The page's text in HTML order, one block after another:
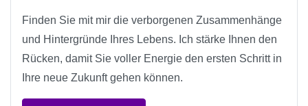
Finden Sie mit mir die verborgenen Zusammenhänge
und Hintergründe Ihres Lebens. Ich stärke Ihnen den
Rücken, damit Sie voller Energie den ersten Schritt in
Ihre neue Zukunft gehen können.